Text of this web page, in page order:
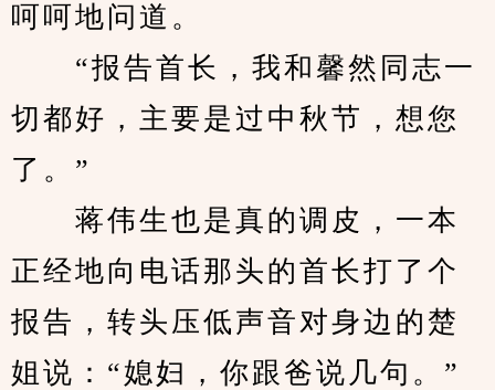
呵呵地问道。
“报告首长，我和馨然同志一
切都好，主要是过中秋节，想您
了。”
蒋伟生也是真的调皮，一本
正经地向电话那头的首长打了个
报告，转头压低声音对身边的楚
姐说：“媳妇，你跟爸说几句。”